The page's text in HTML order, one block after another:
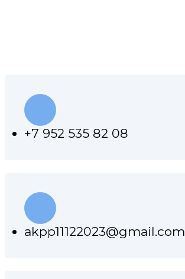
+7 952 535 82 08
akpp11122023@gmail.com